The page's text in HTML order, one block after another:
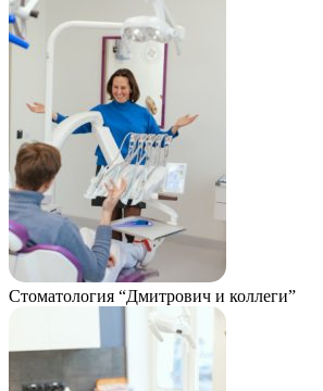
Стоматология “Дмитрович и коллеги”